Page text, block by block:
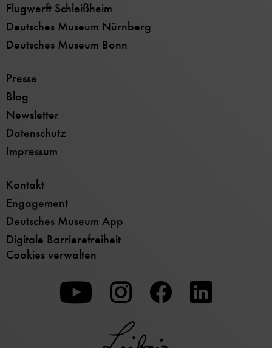
Flugwerft Schleißheim
Deutsches Museum Nürnberg
Deutsches Museum Bonn
Presse
Blog
Newsletter
Datenschutz
Impressum
Kontakt
Engagement
Deutsches Museum App
Digitale Barrierefreiheit
Cookies verwalten
Zu
unserer
Youtube-
Seite
Zu
unserer
Instagram-
Seite
Zu
unserer